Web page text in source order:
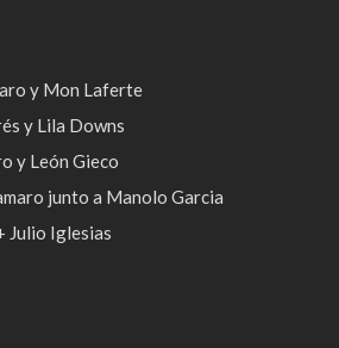
y Mon Laferte
y Lila Downs
y León Gieco
junto a Manolo Garcia
Julio Iglesias